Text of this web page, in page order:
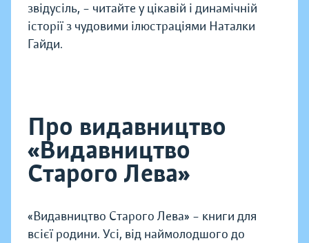
звідусіль, – читайте у цікавій і динамічній
історії з чудовими ілюстраціями Наталки
Гайди.
Про видавництво
«Видавництво
Старого Лева»
«Видавництво Старого Лева» – книги для
всієї родини. Усі, від наймолодшого до